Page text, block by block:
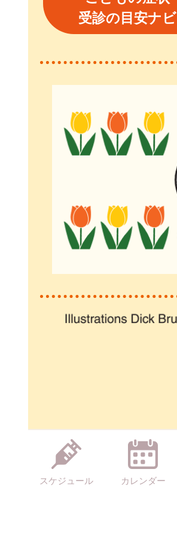
受診の目安ナビ
スケジュール カレンダー